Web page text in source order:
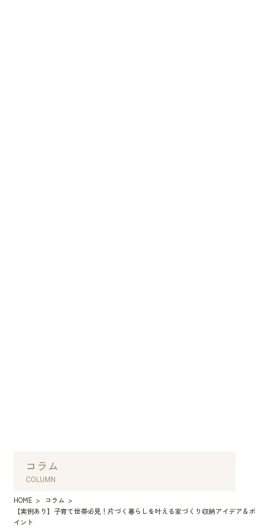
コラム
COLUMN
HOME
コラム
【実例あり】子育て世帯必見！片づく暮らしを叶える家づくり収納アイデア＆ポ
イント